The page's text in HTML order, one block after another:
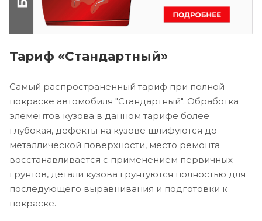
Тариф «Стандартный»
Самый распространенный тариф при полной
покраске автомобиля "Стандартный". Обработка
элементов кузова в данном тарифе более
глубокая, дефекты на кузове шлифуются до
металлической поверхности, место ремонта
восстанавливается с применением первичных
грунтов, детали кузова грунтуются полностью для
последующего выравнивания и подготовки к
покраске.